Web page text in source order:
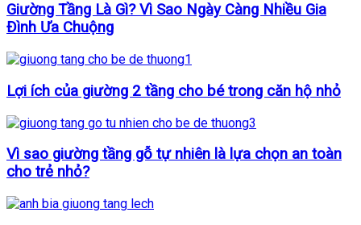
Giường Tầng Là Gì? Vì Sao Ngày Càng Nhiều Gia
Đình Ưa Chuộng
Lợi ích của giường 2 tầng cho bé trong căn hộ nhỏ
Vì sao giường tầng gỗ tự nhiên là lựa chọn an toàn
cho trẻ nhỏ?